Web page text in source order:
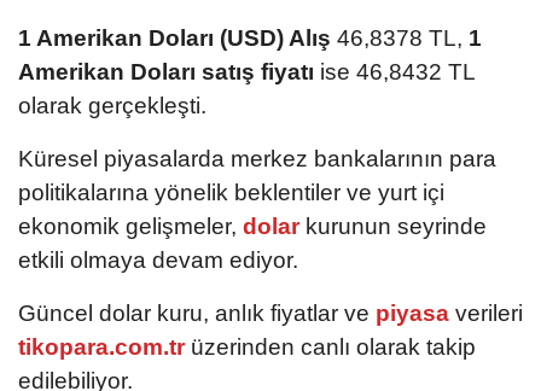
1 Amerikan Doları (USD) Alış 46,8378 TL, 1
Amerikan Doları satış fiyatı ise 46,8432 TL
olarak gerçekleşti.
Küresel piyasalarda merkez bankalarının para
politikalarına yönelik beklentiler ve yurt içi
ekonomik gelişmeler, dolar kurunun seyrinde
etkili olmaya devam ediyor.
Güncel dolar kuru, anlık fiyatlar ve piyasa verileri
tikopara.com.trüzerinden canlı olarak takip
edilebiliyor.